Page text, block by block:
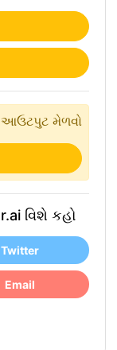
આઉટપુટ મેળવો
વિશે કહો
Twitter
Email